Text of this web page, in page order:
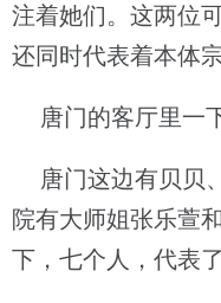
注着她们。这两位
还同时代表着本体宗
唐门的客厅里一
唐门这边有贝贝
院有大师姐张乐萱
下，七个人，代表